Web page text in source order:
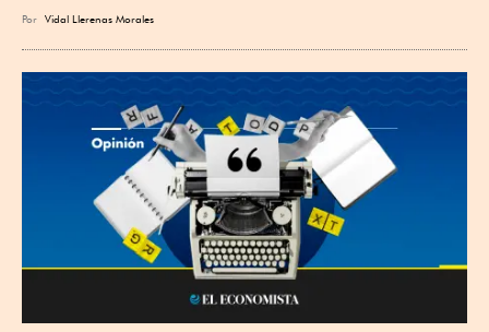
Por Vidal Llerenas Morales